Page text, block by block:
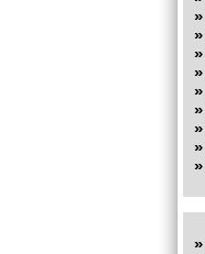
»
»
»
»
»
»
»
»
»
»